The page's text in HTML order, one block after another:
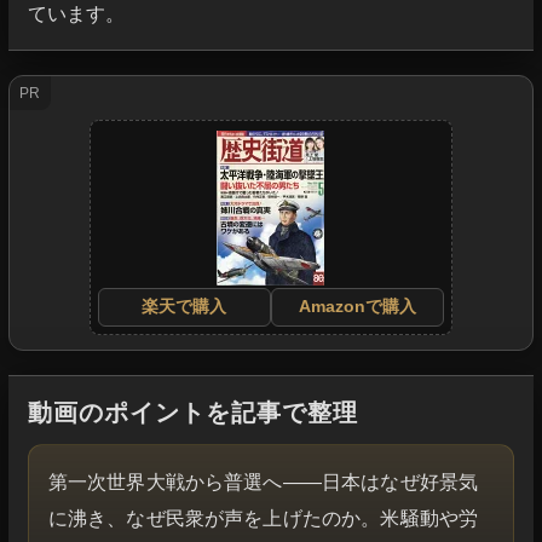
ています。
PR
楽天で購入 Amazonで購入
動画のポイントを記事で整理
第一次世界大戦から普選へ――日本はなぜ好景気
に沸き、なぜ民衆が声を上げたのか。米騒動や労